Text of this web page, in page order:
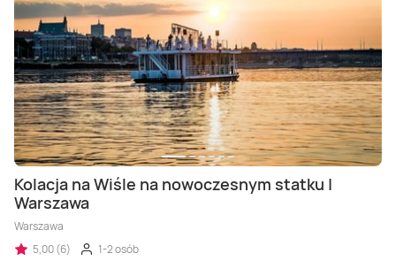
Kolacja na Wiśle na nowoczesnym statku |
Warszawa
Warszawa
5,00 (6)
1-2 osób